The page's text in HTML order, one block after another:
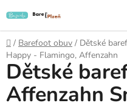
na
obsah
Domů
/ Barefoot obuv / Dětské
Happy - Flamingo, Affenzahn
Dětské
Affenzahn